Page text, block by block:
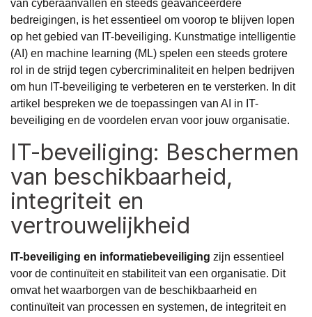
van cyberaanvallen en steeds geavanceerdere
bedreigingen, is het essentieel om voorop te blijven lopen
op het gebied van IT-beveiliging. Kunstmatige intelligentie
(AI) en machine learning (ML) spelen een steeds grotere
rol in de strijd tegen cybercriminaliteit en helpen bedrijven
om hun IT-beveiliging te verbeteren en te versterken. In dit
artikel bespreken we de toepassingen van AI in IT-
beveiliging en de voordelen ervan voor jouw organisatie.
IT-beveiliging: Beschermen
van beschikbaarheid,
integriteit en
vertrouwelijkheid
IT-beveiliging en informatiebeveiliging zijn essentieel
voor de continuïteit en stabiliteit van een organisatie. Dit
omvat het waarborgen van de beschikbaarheid en
continuïteit van processen en systemen, de integriteit en